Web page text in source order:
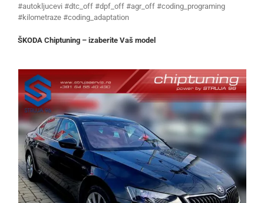
#autokljucevi #dtc_off #dpf_off #agr_off #coding_programing
#kilometraze #coding_adaptation
ŠKODA Chiptuning – izaberite Vaš model